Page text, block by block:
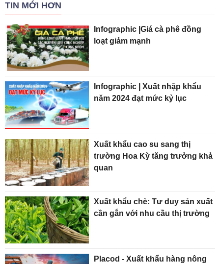
TIN MỚI HƠN
Infographic |Giá cà phê đồng
loạt giảm mạnh
Infographic | Xuất nhập khẩu
năm 2024 đạt mức kỷ lục
Xuất khẩu cao su sang thị
trường Hoa Kỳ tăng trưởng khả
quan
Xuất khẩu chè: Tư duy sản xuất
cần gắn với nhu cầu thị trường
Placod - Xuất khẩu hàng nông